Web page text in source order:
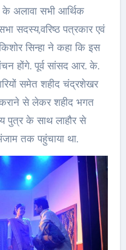
अलावा सभी आर्थिक
सदस्य,वरिष्ठ पत्रकार एवं
सिन्हा ने कहा कि इस
होंगे. पूर्व सांसद आर. के.
समेत शहीद चंद्रशेखर
से लेकर शहीद भगत
पुत्र के साथ लाहौर से
तक पहुंचाया था.